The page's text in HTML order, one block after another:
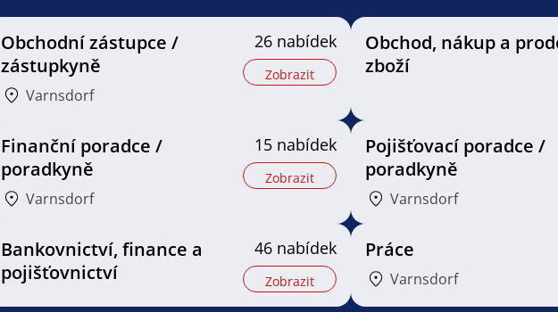
Obchodní zástupce /
zástupkyně
Varnsdorf
26 nabídek
Zobrazit
Obchod, nákup a
zboží
Finanční poradce /
poradkyně
Varnsdorf
15 nabídek
Zobrazit
Pojišťovací poradce /
poradkyně
Varnsdorf
Bankovnictví, finance a
pojišťovnictví
46 nabídek
Zobrazit
Práce
Varnsdorf